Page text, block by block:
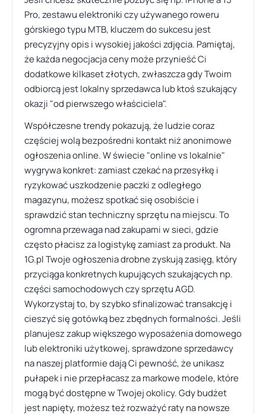
Pro, zestawu elektroniki czy używanego roweru
górskiego typu MTB, kluczem do sukcesu jest
precyzyjny opis i wysokiej jakości zdjęcia. Pamiętaj,
że każda negocjacja ceny może przynieść Ci
dodatkowe kilkaset złotych, zwłaszcza gdy Twoim
odbiorcą jest lokalny sprzedawca lub ktoś szukający
okazji "od pierwszego właściciela".
Współczesne trendy pokazują, że ludzie coraz
częściej wolą bezpośredni kontakt niż anonimowe
ogłoszenia online. W świecie "online vs lokalnie"
wygrywa konkret: zamiast czekać na przesyłkę i
ryzykować uszkodzenie paczki z odległego
magazynu, możesz spotkać się osobiście i
sprawdzić stan techniczny sprzętu na miejscu. To
ogromna przewaga nad zakupami w sieci, gdzie
często płacisz za logistykę zamiast za produkt. Na
1G.pl Twoje ogłoszenia drobne zyskują zasięg, który
przyciąga konkretnych kupujących szukających np.
części samochodowych czy sprzętu AGD.
Wykorzystaj to, by szybko sfinalizować transakcję i
cieszyć się gotówką bez zbędnych formalności. Jeśli
planujesz zakup większego wyposażenia domowego
lub elektroniki użytkowej, sprawdzone sprzedawcy
na naszej platformie dają Ci pewność, że unikasz
pułapek i nie przepłacasz za markowe modele, które
mogą być dostępne w Twojej okolicy. Gdy budżet
jest napięty, możesz też rozważyć raty na nowsze